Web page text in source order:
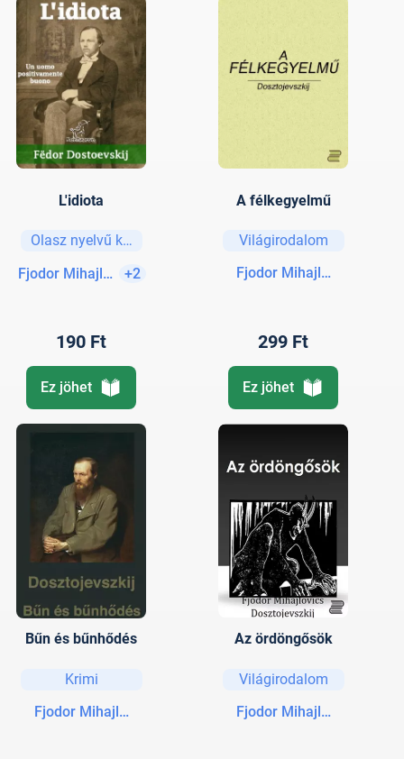
L'idiota
Olasz nyelvű könyvek
Fjodor Mihajlovics Dosztojevszkij
+2
190 Ft
Ez jöhet
A félkegyelmű
Világirodalom
Fjodor Mihajlovics
299 Ft
Ez jöhet
Bűn és bűnhődés
Krimi
Fjodor Mihajlovics Dosztojevszkij
Az ördöngősök
Világirodalom
Fjodor Mihajlovics